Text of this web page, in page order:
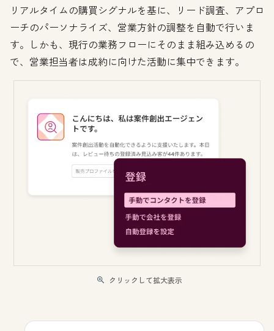
リアルタイムの購買シグナルを基に、リード調査、アプロ
ーチのパーソナライズ、営業方針の調整を自動で行いま
す。しかも、現行の業務フローにそのまま組み込めるの
で、営業担当者は成約に向けた活動に集中できます。
クリックして拡大表示